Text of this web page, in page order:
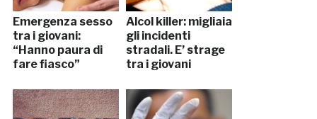
Emergenza sesso
tra i giovani:
“Hanno paura di
fare fiasco”
Alcol killer: migliaia
gli incidenti
stradali. E’ strage
tra i giovani